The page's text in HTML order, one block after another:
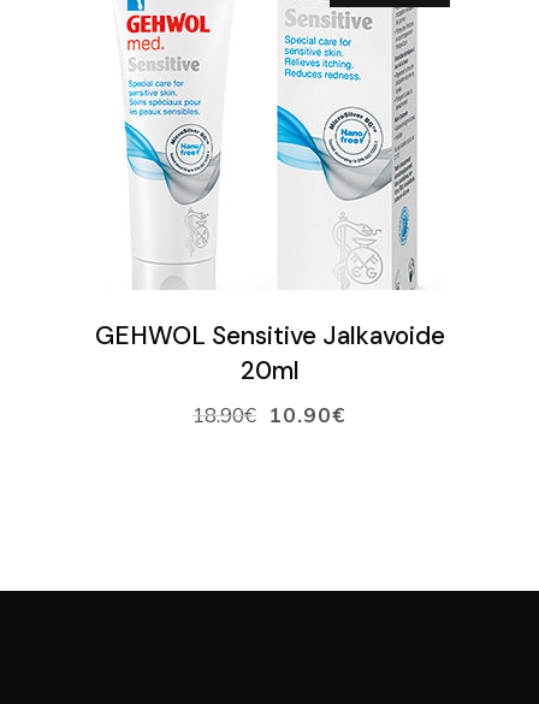
LISÄÄ OSTOSKORIIN
GEHWOL Sensitive Jalkavoide
20ml
18.90€ 10.90€